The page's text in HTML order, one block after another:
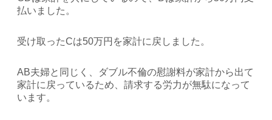
払いました。
受け取ったCは50万円を家計に戻しました。
AB夫婦と同じく、ダブル不倫の慰謝料が家計から出て
家計に戻っているため、請求する労力が無駄になって
います。